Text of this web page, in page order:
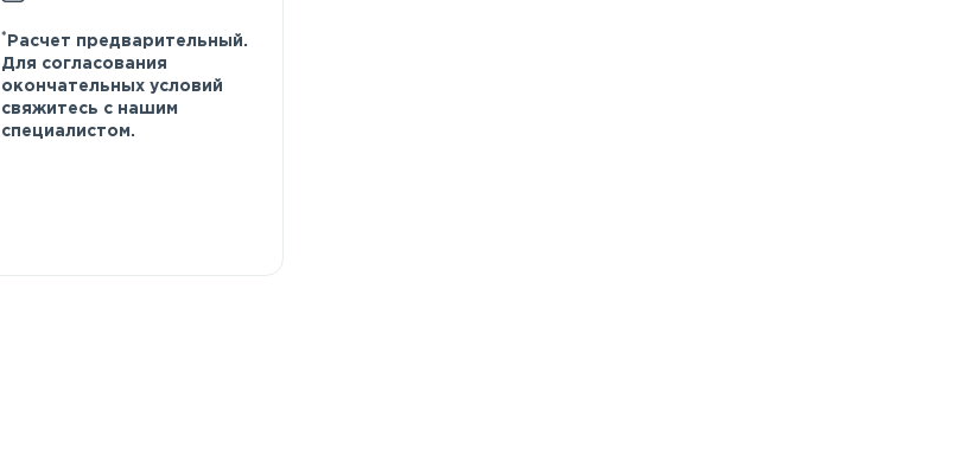
* Расчет предварительный.
Для согласования
окончательных условий
свяжитесь с нашим
специалистом.